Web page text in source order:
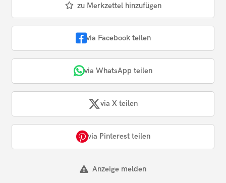
zu Merkzettel hinzufügen
via Facebook teilen
via WhatsApp teilen
via X teilen
via Pinterest teilen
Anzeige melden